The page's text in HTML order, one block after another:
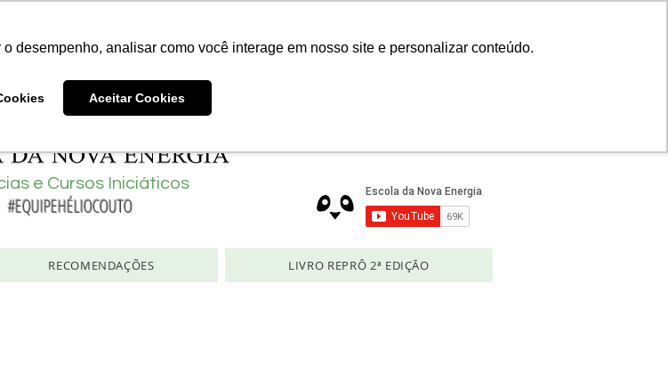
desempenho, analisar como você interage em nosso site e personalizar conteúdo.
Aceitar Cookies
e Cursos Iniciáticos
#EQUIPEHÉLIOCOUTO
RECOMENDAÇÕES LIVRO REPRÔ 2ª EDIÇÃO